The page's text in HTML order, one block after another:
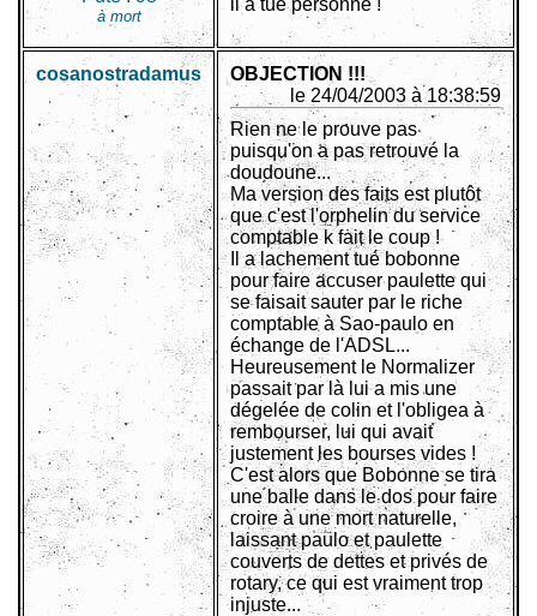
à mort
il a tué personne !
cosanostradamus
OBJECTION !!!
le 24/04/2003 à 18:38:59
Rien ne le prouve pas
puisqu'on a pas retrouvé la
doudoune...
Ma version des faits est plutôt
que c'est l'orphelin du service
comptable k fait le coup !
Il a lachement tué bobonne
pour faire accuser paulette qui
se faisait sauter par le riche
comptable à Sao-paulo en
échange de l'ADSL...
Heureusement le Normalizer
passait par là lui a mis une
dégelée de colin et l'obligea à
rembourser, lui qui avait
justement les bourses vides !
C'est alors que Bobonne se tira
une balle dans le dos pour faire
croire à une mort naturelle,
laissant paulo et paulette
couverts de dettes et privés de
rotary, ce qui est vraiment trop
injuste...